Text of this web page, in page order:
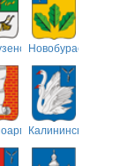
Новобурасский
Калининский